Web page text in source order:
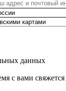
данных
с вами